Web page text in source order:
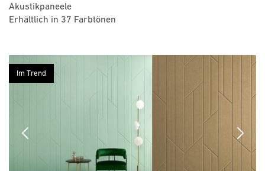
Akustikpaneele
Erhältlich in 37 Farbtönen
Previous Next
Im Trend